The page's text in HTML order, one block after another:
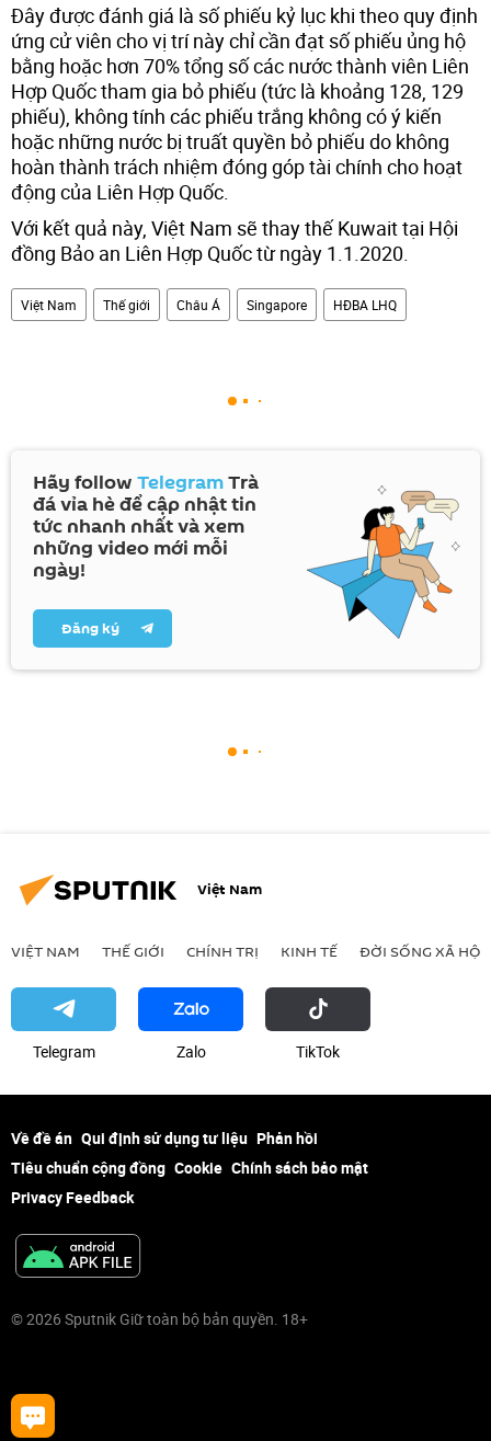
Đây được đánh giá là số phiếu kỷ lục khi theo quy định
ứng cử viên cho vị trí này chỉ cần đạt số phiếu ủng hộ
bằng hoặc hơn 70% tổng số các nước thành viên Liên
Hợp Quốc tham gia bỏ phiếu (tức là khoảng 128, 129
phiếu), không tính các phiếu trắng không có ý kiến
hoặc những nước bị truất quyền bỏ phiếu do không
hoàn thành trách nhiệm đóng góp tài chính cho hoạt
động của Liên Hợp Quốc.
Với kết quả này, Việt Nam sẽ thay thế Kuwait tại Hội
đồng Bảo an Liên Hợp Quốc từ ngày 1.1.2020.
Việt Nam Thế giới Châu Á Singapore HĐBA LHQ
Hãy follow TelegramTrà
đá vỉa hè để cập nhật tin
tức nhanh nhất và xem
những video mới mỗi
ngày!
Đăng ký
Việt Nam
VIỆT NAM THẾ GIỚI CHÍNH TRỊ KINH TẾ ĐỜI SỐNG XÃ HỘI
Telegram Zalo ТikТоk
Về đề án Qui định sử dụng tư liệu Phản hồi
Tiêu chuẩn cộng đồng Cookie Chính sách bảo mật
Privacy Feedback
© 2026 Sputnik Giữ toàn bộ bản quyền. 18+